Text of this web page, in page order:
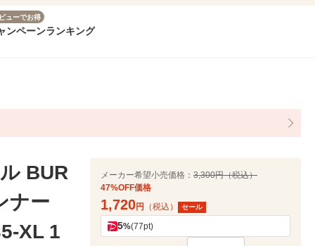
ューでお得
ンペーンランキング
BUR
ナー
XL 1
メーカー希望小売価格： 3,300円（税込）
47%OFF価格
1,720円 （税込） セール
5%(77pt)